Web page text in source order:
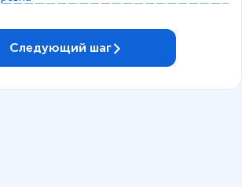
Следующий шаг